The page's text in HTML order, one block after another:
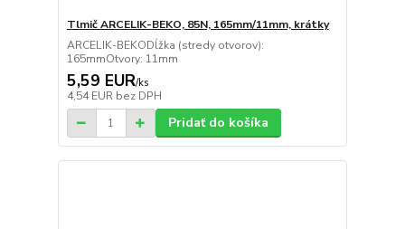
Tlmič ARCELIK-BEKO, 85N, 165mm/11mm, krátky
ARCELIK-BEKODĺžka (stredy otvorov):
165mmOtvory: 11mm
5,59 EUR/ks
4,54 EUR bez DPH
Pridať do košíka